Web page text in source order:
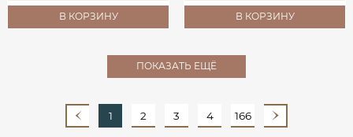
В КОРЗИНУ В КОРЗИНУ
ПОКАЗАТЬ ЕЩЁ
1 2 3 4 166